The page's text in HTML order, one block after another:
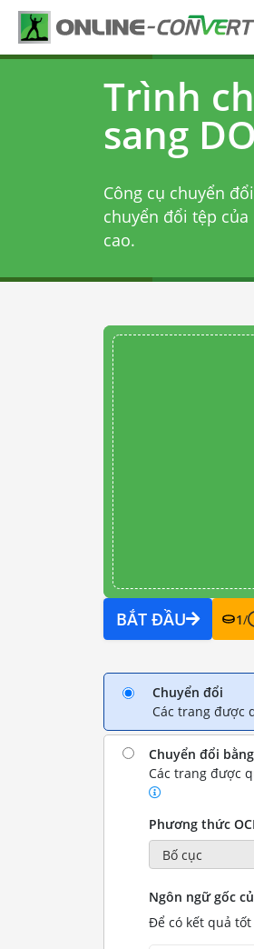
Trình
sang
Công cụ chuyển
chuyển đổi tệp của
cao.
BẮT ĐẦU 1/
Chuyển đổi
Các trang được
Chuyển đổi bằng
Các trang được
Phương thức
Ngôn ngữ gốc
Để có kết quả